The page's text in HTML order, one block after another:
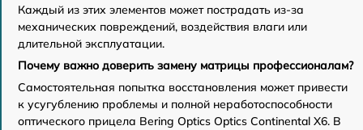
Каждый из этих элементов может пострадать из-за
механических повреждений, воздействия влаги или
длительной эксплуатации.
Почему важно доверить замену матрицы профессионалам?
Самостоятельная попытка восстановления может привести
к усугублению проблемы и полной неработоспособности
оптического прицела Bering Optics Optics Continental X6. В